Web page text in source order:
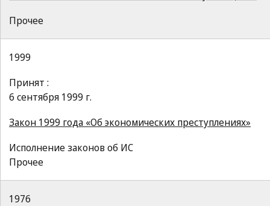
Прочее
1999
Принят :
6 сентября 1999 г.
Закон 1999 года «Об экономических преступлениях»
Исполнение законов об ИС
Прочее
1976